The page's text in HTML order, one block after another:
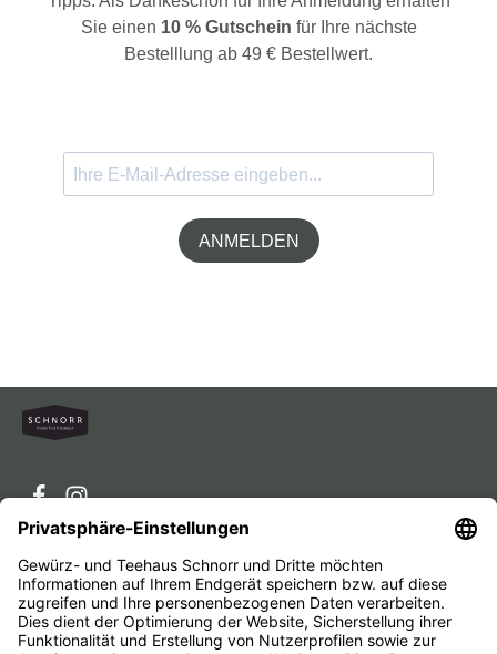
Sie einen 10 % Gutschein für Ihre nächste
Bestelllung ab 49 € Bestellwert.
ANMELDEN
Service-Hotline
Service